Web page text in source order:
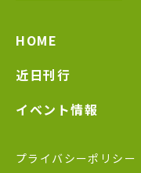
HOME
近日刊行
イベント情報
プライバシーポリシー